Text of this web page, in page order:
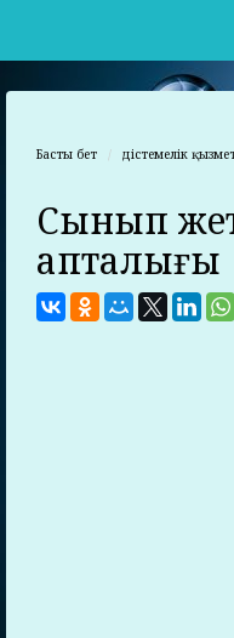
Басты бет Әдістемелік
Сынып
апталығы